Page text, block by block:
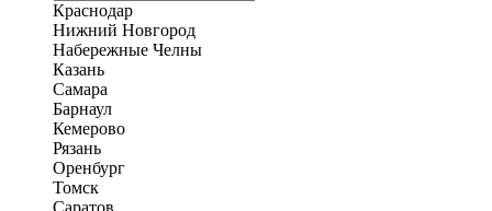
Краснодар
Нижний Новгород
Набережные Челны
Казань
Самара
Барнаул
Кемерово
Рязань
Оренбург
Томск
Саратов